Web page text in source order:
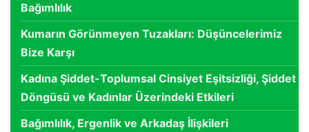
Bağımlılık
Kumarın Görünmeyen Tuzakları: Düşüncelerimiz
Bize Karşı
Kadına Şiddet-Toplumsal Cinsiyet Eşitsizliği, Şiddet
Döngüsü ve Kadınlar Üzerindeki Etkileri
Bağımlılık, Ergenlik ve Arkadaş İlişkileri